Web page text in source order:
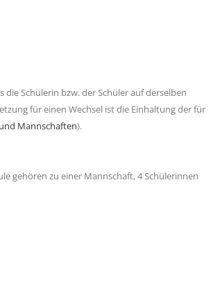
Schülerin bzw. der Schüler auf derselben
für einen Wechsel ist die Einhaltung der für
Mannschaften).
gehören zu einer Mannschaft, 4 Schülerinnen